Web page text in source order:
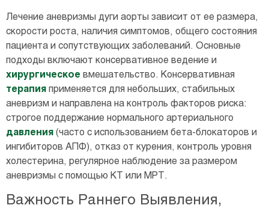
Лечение аневризмы дуги аорты зависит от ее размера,
скорости роста, наличия симптомов, общего состояния
пациента и сопутствующих заболеваний. Основные
подходы включают консервативное ведение и
хирургическое вмешательство. Консервативная
терапия применяется для небольших, стабильных
аневризм и направлена на контроль факторов риска:
строгое поддержание нормального артериального
давления (часто с использованием бета-блокаторов и
ингибиторов АПФ), отказ от курения, контроль уровня
холестерина, регулярное наблюдение за размером
аневризмы с помощью КТ или МРТ.
Важность Раннего Выявления,